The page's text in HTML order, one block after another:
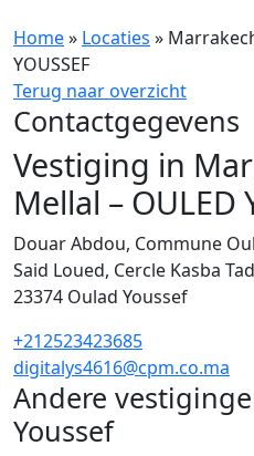
Home» Locaties »
YOUSSEF
Terug naar overzicht
Contactgegevens
Vestiging in
Mellal – OULED
Douar Abdou, Commune
Said Loued, Cercle Kasba
23374 Oulad Youssef
+212523423685
digitalys4616@cpm.co.ma
Andere
Youssef